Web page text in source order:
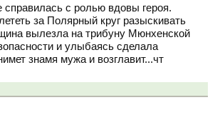
с ролью вдовы героя.
за Полярный круг разыскивать
вылезла на трибуну Мюнхенской
и улыбаясь сделала
знамя мужа и возглавит...чт